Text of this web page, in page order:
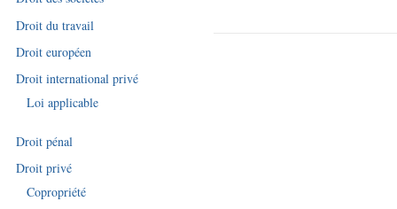
Droit du travail
Droit européen
Droit international privé
Loi applicable
Droit pénal
Droit privé
Copropriété